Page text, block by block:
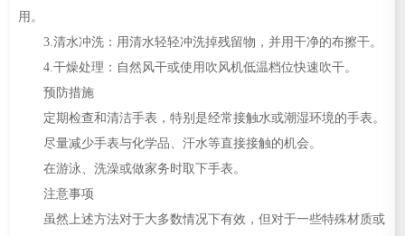
用。
3.清水冲洗：用清水轻轻冲洗掉残留物，并用干净的布擦干。
4.干燥处理：自然风干或使用吹风机低温档位快速吹干。
预防措施
定期检查和清洁手表，特别是经常接触水或潮湿环境的手表。
尽量减少手表与化学品、汗水等直接接触的机会。
在游泳、洗澡或做家务时取下手表。
注意事项
虽然上述方法对于大多数情况下有效，但对于一些特殊材质或